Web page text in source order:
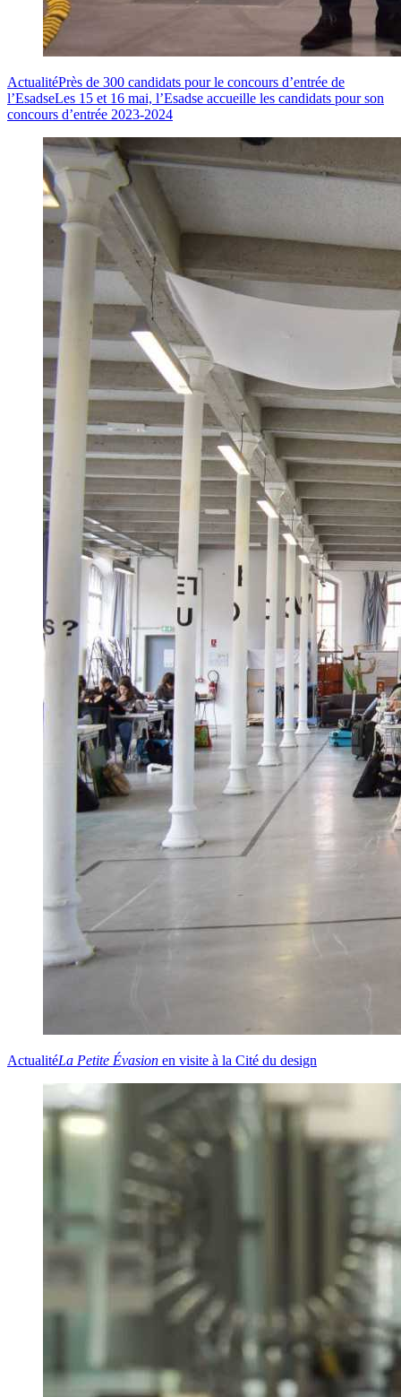
ActualitéPrès de 300 candidats pour le concours d’entrée de
l’EsadseLes 15 et 16 mai, l’Esadse accueille les candidats pour son
concours d’entrée 2023-2024
ActualitéLa Petite Évasion en visite à la Cité du design